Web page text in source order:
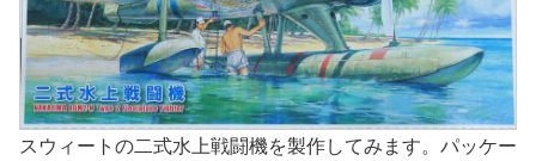
スウィートの二式水上戦闘機を製作してみます。パッケー